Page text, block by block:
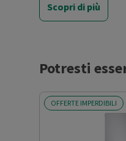
Nuova Classe
Classe emissione
Classe climatica
Scopri di più
Potresti
OFFERTE IMPERDIBILI